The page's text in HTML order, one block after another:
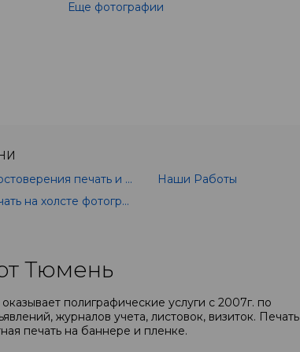
Еще фотографии
Удостоверения печать и изготовление
Наши Работы
Печать на холсте фотографии
Тюмень
полиграфические услуги с 2007г. по
журналов учета, листовок, визиток. Печать
печать на баннере и пленке.